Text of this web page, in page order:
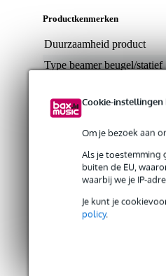
Cookie-instellingen
Om je bezoek aan
Als je toestemming
buiten de EU,
waarbij we je IP-
Je kunt je
policy.
Productkenmerken
Duurzaamheid product
Type beamer beugel/statief
Draagvermogen
Typer beamer montage
Gewicht en afmetingen
Gewicht(incl. verpakking)